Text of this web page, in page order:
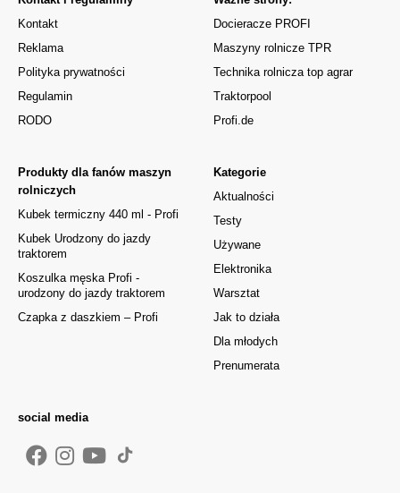
Kontakt
Reklama
Polityka prywatności
Regulamin
RODO
Kategorie
Aktualności
Testy
Używane
Elektronika
Warsztat
Jak to działa
Dla młodych
Prenumerata
Produkty dla fanów maszyn
rolniczych
Kubek termiczny 440 ml - Profi
Kubek Urodzony do jazdy
traktorem
Koszulka męska Profi -
urodzony do jazdy traktorem
Czapka z daszkiem – Profi
Docieracze PROFI
Maszyny rolnicze TPR
Technika rolnicza top agrar
Traktorpool
Profi.de
social media